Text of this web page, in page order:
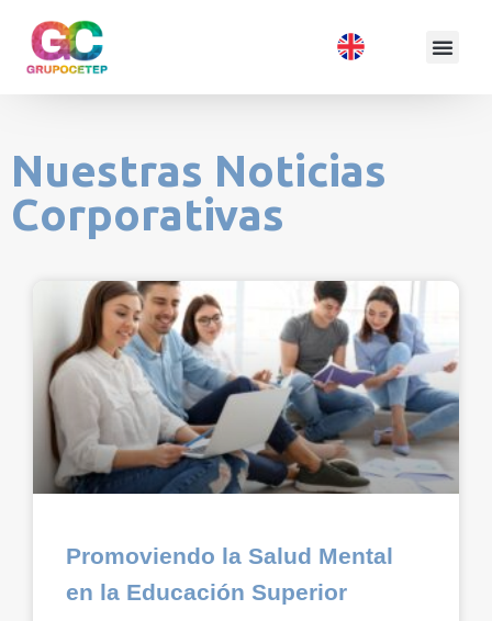
Nuestras Noticias
Corporativas
Promoviendo la Salud Mental
en la Educación Superior